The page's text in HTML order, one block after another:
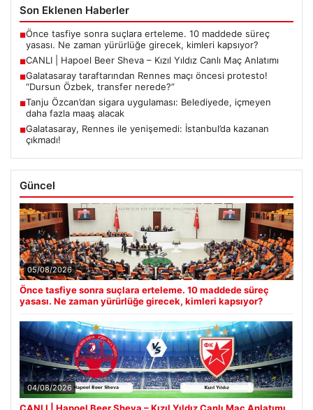
Son Eklenen Haberler
Önce tasfiye sonra suçlara erteleme. 10 maddede süreç
yasası. Ne zaman yürürlüğe girecek, kimleri kapsıyor?
CANLI | Hapoel Beer Sheva – Kızıl Yıldız Canlı Maç Anlatımı
Galatasaray taraftarından Rennes maçı öncesi protesto!
“Dursun Özbek, transfer nerede?”
Tanju Özcan’dan sigara uygulaması: Belediyede, içmeyen
daha fazla maaş alacak
Galatasaray, Rennes ile yenişemedi: İstanbul’da kazanan
çıkmadı!
Güncel
05/08/2026
Önce tasfiye sonra suçlara erteleme. 10 maddede süreç
yasası. Ne zaman yürürlüğe girecek, kimleri kapsıyor?
04/08/2026